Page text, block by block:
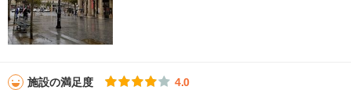
施設の満足度 4.0